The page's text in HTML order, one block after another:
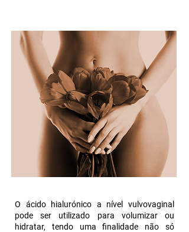
O ácido hialurónico a nível vulvovaginal
pode ser utilizado para volumizar ou
hidratar, tendo uma finalidade não só